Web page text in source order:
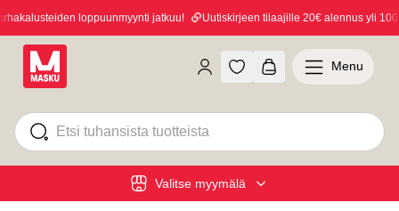
loppuunmyynti jatkuu! Uutiskirjeen tilaajille 20€ alennus yli 100€
Valitse myymälä
Menu